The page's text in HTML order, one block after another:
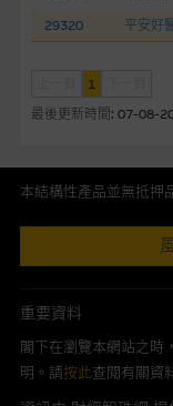
29320
平安好
1
最後更新時間: 07-08-
權，因此對此等網
接的第三者查詢。
三者推介本網站。
本網站雖連接第三
覽者複製此等網站
經由本網站接
部分可經本網站連
受軟件持有人訂出
本結構性產品並無抵押
此內容來自我們在所示
而，Macquarie
亦不為資料的準確程度
本網址由香港證券及期
本文所提及上市股份
重要資料
閣下在瀏覽本網站之時
明。請按此查閱有關資